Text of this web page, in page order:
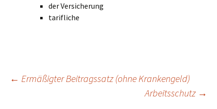
der Versicherung
tarifliche
Beitragsnavigation
← Ermäßigter Beitragssatz (ohne Krankengeld)
Arbeitsschutz →